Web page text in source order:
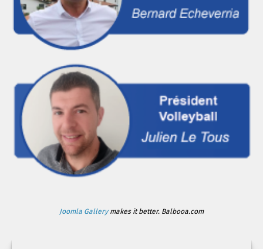
Joomla Gallerymakes it better. Balbooa.com